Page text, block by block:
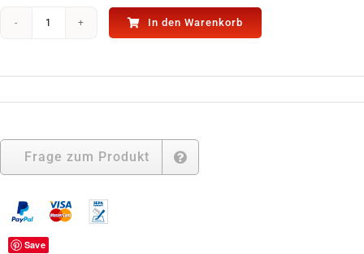
Save
Leichtmetallfelgen
CAR
7
Mercedes
SLK
In den Warenkorb
Frage zum Produkt